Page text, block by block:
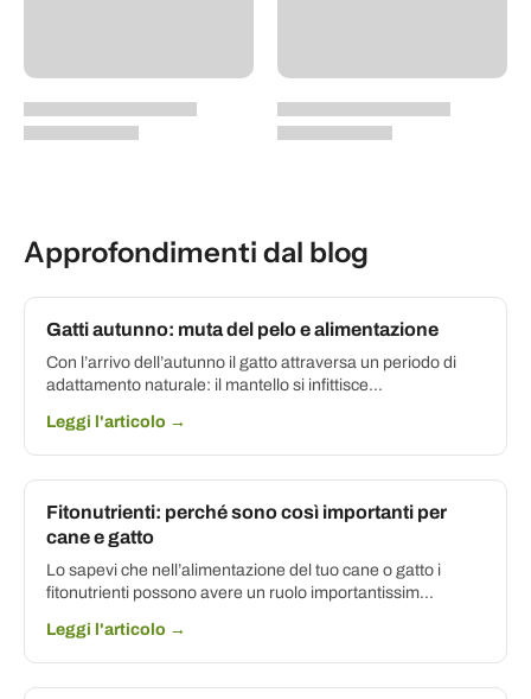
Approfondimenti dal blog
Gatti autunno: muta del pelo e alimentazione
Con l’arrivo dell’autunno il gatto attraversa un periodo di
adattamento naturale: il mantello si infittisce...
Leggi l'articolo →
Fitonutrienti: perché sono così importanti per
cane e gatto
Lo sapevi che nell’alimentazione del tuo cane o gatto i
fitonutrienti possono avere un ruolo importantissim...
Leggi l'articolo →